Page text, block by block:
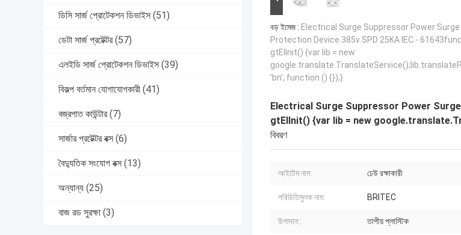
ডিসি সার্জ প্রোটেকশন ডিভাইস (51)
ডেটা সার্জ প্রটেক্টর (57)
এলইডি সার্জ প্রোটেকশন ডিভাইস (39)
বিকল্প বর্তমান যোগাযোগকারী (41)
বজ্রপাত কাউন্টার (7)
সার্জার প্রটেক্টর বক্স (6)
বৈদ্যুতিক সংযোগ বক্স (13)
অন্যান্য (25)
বাজ রড সুরক্ষা (3)
বড় ইমেজ : Electrical Surge Suppressor Power Surge
Protection Device 385v SPD 25KA IEC -
gtElInit() {var lib = new
'bn', function () {});}
Electrical Surge Suppressor Power
gtElInit() {var lib = new
বিবরণ
আইটেম নাম: ঢেউ রক্ষাকারী
পরিচিতিমুলক নাম: BRITEC
উপাদান:: তাপীয় প্লাস্টিক